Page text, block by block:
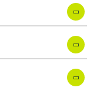
?
en proposant